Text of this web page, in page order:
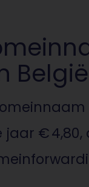
België
jaar €